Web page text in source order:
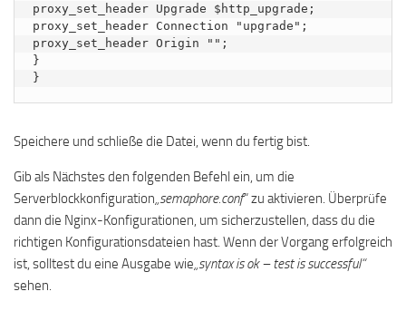
proxy_set_header Upgrade $http_upgrade;
proxy_set_header Connection "upgrade";
proxy_set_header Origin "";
}
}
Speichere und schließe die Datei, wenn du fertig bist.
Gib als Nächstes den folgenden Befehl ein, um die
Serverblockkonfiguration„semaphore.conf“ zu aktivieren. Überprüfe
dann die Nginx-Konfigurationen, um sicherzustellen, dass du die
richtigen Konfigurationsdateien hast. Wenn der Vorgang erfolgreich
ist, solltest du eine Ausgabe wie„syntax is ok – test is successful“
sehen.